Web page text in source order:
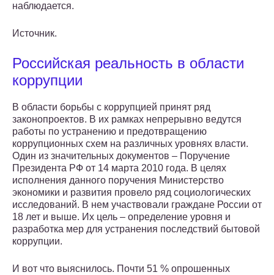
наблюдается.
Источник.
Российская реальность в области
коррупции
В области борьбы с коррупцией принят ряд
законопроектов. В их рамках непрерывно ведутся
работы по устранению и предотвращению
коррупционных схем на различных уровнях власти.
Один из значительных документов – Поручение
Президента РФ от 14 марта 2010 года. В целях
исполнения данного поручения Министерство
экономики и развития провело ряд социологических
исследований. В нем участвовали граждане России от
18 лет и выше. Их цель – определение уровня и
разработка мер для устранения последствий бытовой
коррупции.
И вот что выяснилось. Почти 51 % опрошенных